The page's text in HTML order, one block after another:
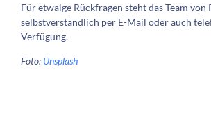
Für etwaige Rückfragen steht das Team von
selbstverständlich per E-Mail oder auch
Verfügung.
Foto: Unsplash